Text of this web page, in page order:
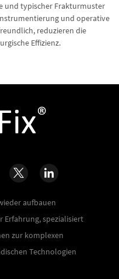
und typischer Frakturmuster
und operative
reduzieren die
Effizienz.
aufbauen
Erfahrung, spezialisiert
zur komplexen
Technologien